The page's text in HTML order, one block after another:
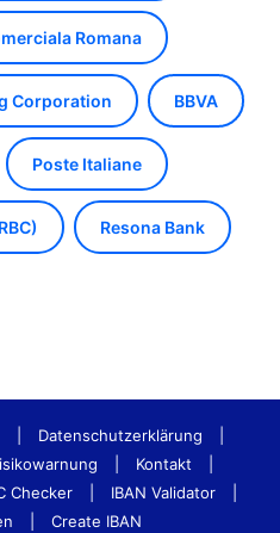
Romana
Corporation BBVA
Poste Italiane
Resona Bank
Datenschutzerklärung
Kontakt
Checker IBAN Validator
Create IBAN